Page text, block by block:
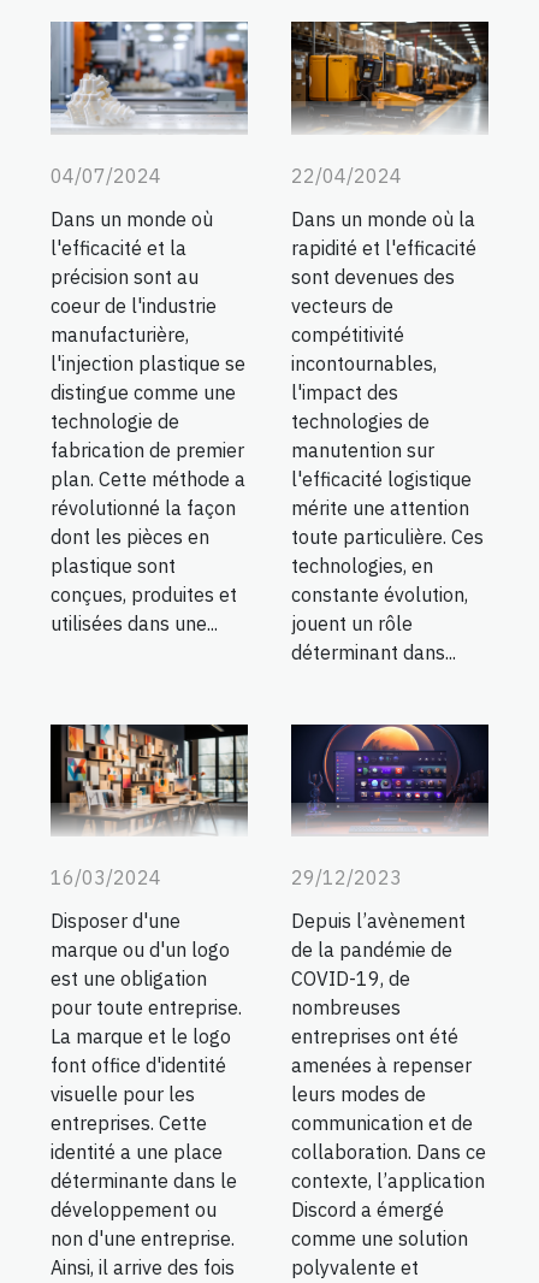
04/07/2024
Dans un monde où
l'efficacité et la
précision sont au
coeur de l'industrie
manufacturière,
l'injection plastique se
distingue comme une
technologie de
fabrication de premier
plan. Cette méthode a
révolutionné la façon
dont les pièces en
plastique sont
conçues, produites et
utilisées dans une...
22/04/2024
Dans un monde où la
rapidité et l'efficacité
sont devenues des
vecteurs de
compétitivité
incontournables,
l'impact des
technologies de
manutention sur
l'efficacité logistique
mérite une attention
toute particulière. Ces
technologies, en
constante évolution,
jouent un rôle
déterminant dans...
16/03/2024
Disposer d'une
marque ou d'un logo
est une obligation
pour toute entreprise.
La marque et le logo
font office d'identité
visuelle pour les
entreprises. Cette
identité a une place
déterminante dans le
développement ou
non d'une entreprise.
Ainsi, il arrive des fois
29/12/2023
Depuis l’avènement
de la pandémie de
COVID-19, de
nombreuses
entreprises ont été
amenées à repenser
leurs modes de
communication et de
collaboration. Dans ce
contexte, l’application
Discord a émergé
comme une solution
polyvalente et